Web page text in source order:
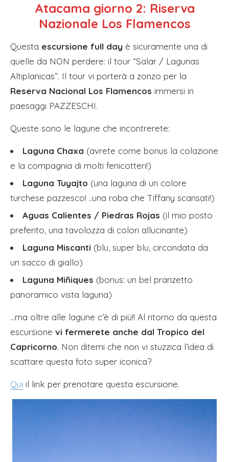
Atacama giorno 2: Riserva
Nazionale Los Flamencos
Questa escursione full day è sicuramente una di
quelle da NON perdere: il tour “Salar / Lagunas
Altiplanicas”. Il tour vi porterà a zonzo per la
Reserva Nacional Los Flamencos immersi in
paesaggi PAZZESCHI.
Queste sono le lagune che incontrerete:
Laguna Chaxa (avrete come bonus la colazione
e la compagnia di molti fenicotteri!)
Laguna Tuyajto (una laguna di un colore
turchese pazzesco! ..una roba che Tiffany scansati!)
Aguas Calientes​ / Piedras Rojas (il mio posto
preferito, una tavolozza di colori allucinante)
Laguna Miscanti (blu, super blu, circondata da
un sacco di giallo)
Laguna Miñiques (bonus: un bel pranzetto
panoramico vista laguna)
…ma oltre alle lagune c’è di più!! Al ritorno da questa
escursione vi fermerete anche dal Tropico del
Capricorno. Non ditemi che non vi stuzzica l’idea di
scattare questa foto super iconica?
Qui il link per prenotare questa escursione.